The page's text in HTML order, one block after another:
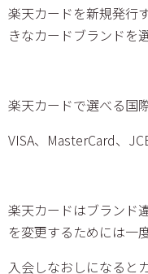
楽天カードを新規発行
きなカードブランドを
楽天カードで選べる国
VISA、MasterCard、
楽天カードはブランド
を変更するためには一
入会しなおしになると